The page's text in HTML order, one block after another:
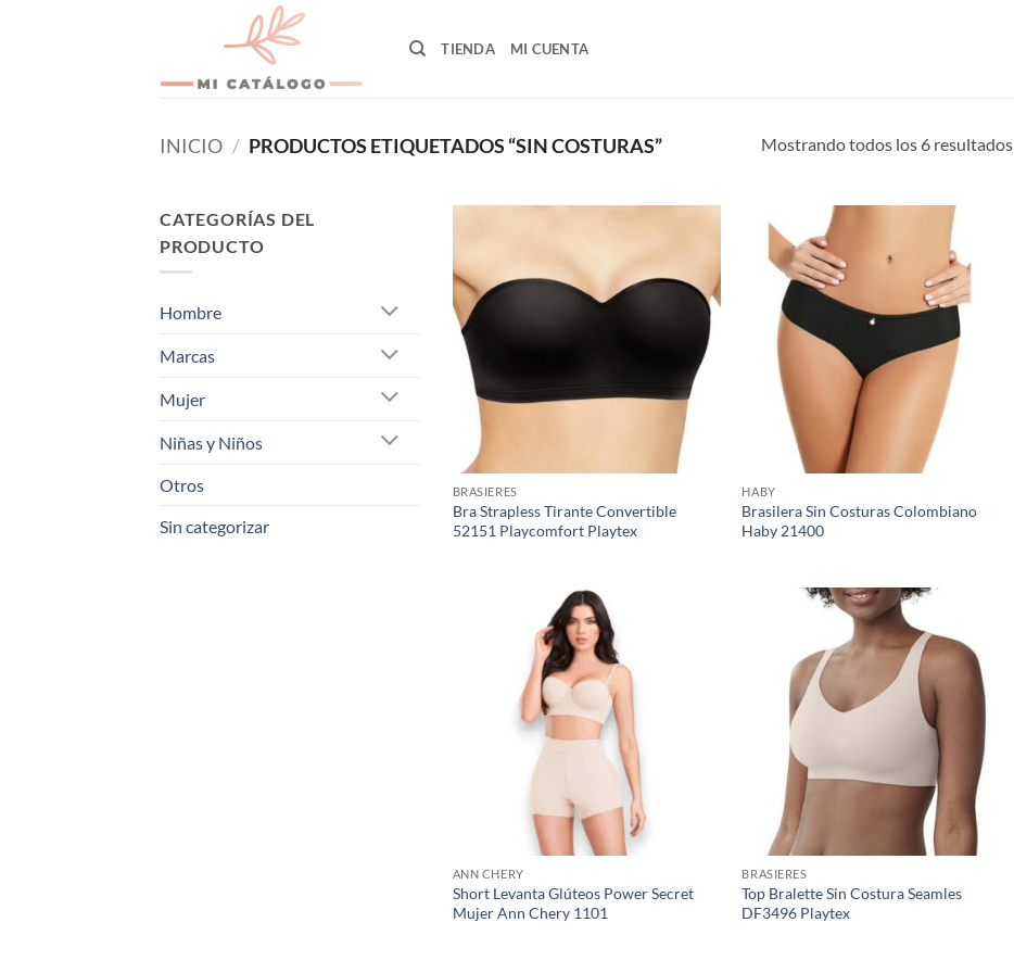
TIENDA MI CUENTA
INICIO / PRODUCTOS ETIQUETADOS “SIN COSTURAS” Mostrando todos los 6 resultados
CATEGORÍAS DEL
PRODUCTO
Hombre
Marcas
Mujer
Niñas y Niños
Otros
Sin categorizar
BRASIERES
Bra Strapless Tirante Convertible
52151 Playcomfort Playtex
HABY
Brasilera Sin Costuras Colombiano
Haby 21400
ANN CHERY
Short Levanta Glúteos Power Secret
Mujer Ann Chery 1101
BRASIERES
Top Bralette Sin Costura Seamles
DF3496 Playtex